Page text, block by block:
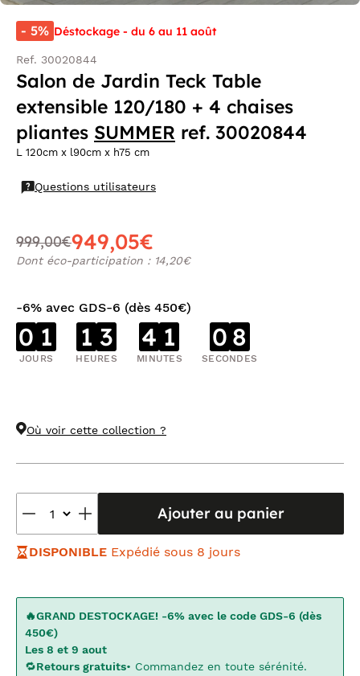
- 5% Déstockage - du 6 au 11 août
Ref. 30020844
Salon de Jardin Teck Table
extensible 120/180 + 4 chaises
pliantes SUMMER ref. 30020844
L 120cm x l90cm x h75 cm
Questions utilisateurs
999,00€949,05€
Dont éco-participation : 14,20€
-6% avec GDS-6 (dès 450€)
0 1
JOURS
1 3
HEURES
4 1
MINUTES
0 7
SECONDES
Où voir cette collection ?
Ajouter au panier
DISPONIBLE Expédié sous 8 jours
🔥GRAND DESTOCKAGE! -6% avec le code GDS-6 (dès
450€)
Les 8 et 9 aout
🔁Retours gratuits• Commandez en toute sérénité.